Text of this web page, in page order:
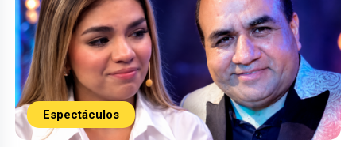
Espectáculos